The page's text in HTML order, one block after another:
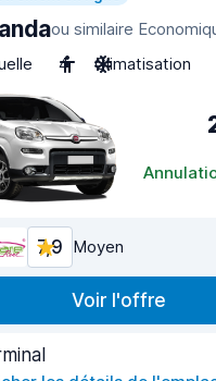
ou similaire
4 Climatisation
7,9 Moyen
Voir l'offre